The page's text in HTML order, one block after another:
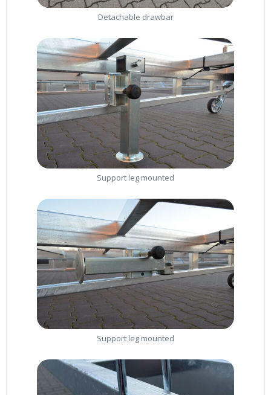
Detachable drawbar
Support leg mounted
Support leg mounted